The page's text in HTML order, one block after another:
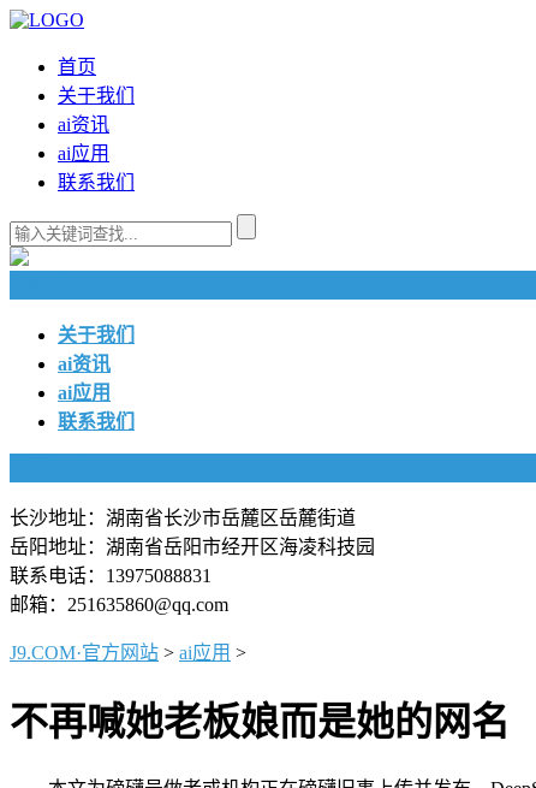
首页
关于我们
ai资讯
ai应用
联系我们
关于我们
ai资讯
ai应用
联系我们
长沙地址：湖南省长沙市岳麓区岳麓街道
岳阳地址：湖南省岳阳市经开区海凌科技园
联系电话：13975088831
邮箱：251635860@qq.com
J9.COM·官方网站 > ai应用 >
不再喊她老板娘而是她的网名